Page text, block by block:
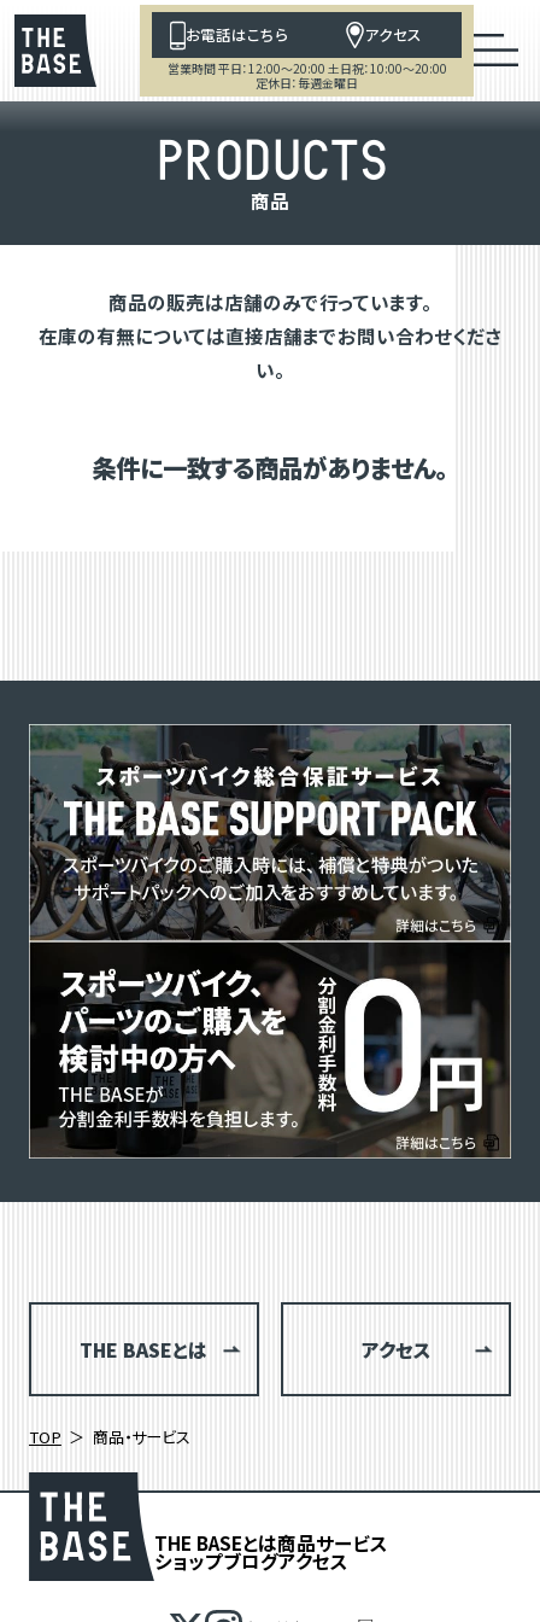
お電話はこちら アクセス
営業時間 平日：12:00～20:00 土日祝：10:00～20:00
定休日：毎週金曜日
PRODUCTS
商品
商品の販売は店舗のみで行っています。
在庫の有無については直接店舗までお問い合わせくださ
い。
条件に一致する商品がありません。
THE BASEとは アクセス
TOP 商品・サービス
THE BASEとは商品サービス
ショップブログアクセス